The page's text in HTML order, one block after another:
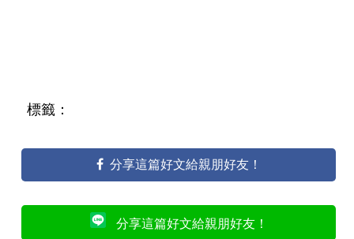
標籤：
分享這篇好文給親朋好友！
分享這篇好文給親朋好友！